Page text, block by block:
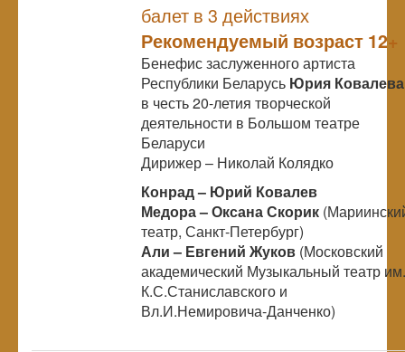
балет в 3 действиях
Рекомендуемый возраст 12+
Бенефис заслуженного артиста
Республики Беларусь Юрия Ковалева
в честь 20-летия творческой
деятельности в Большом театре
Беларуси
Дирижер – Николай Колядко
Конрад – Юрий Ковалев
Медора –Оксана Скорик
театр, Санкт-Петербург)
Али – Евгений Жуков (Московский
академический Музыкальный театр им.
К.С.Станиславского и
Вл.И.Немировича-Данченко)